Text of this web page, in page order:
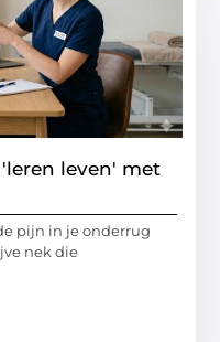
leven' met
pijn in je onderrug
nek die